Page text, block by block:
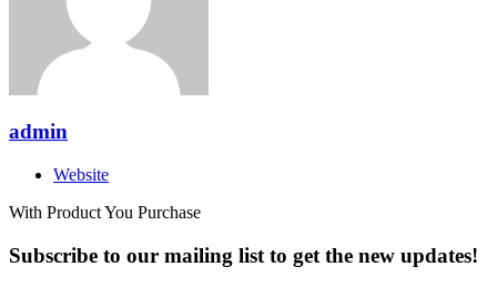
admin
Website
With Product You Purchase
Subscribe to our mailing list to get the new updates!